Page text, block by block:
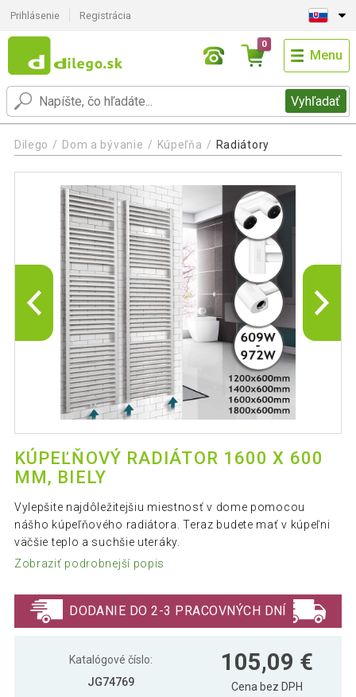
Prihlásenie Registrácia
Vyhľadať
0
Menu
Dilego Dom a bývanie Kúpeľňa Radiátory
KÚPEĽŇOVÝ RADIÁTOR 1600 X 600
MM, BIELY
Vylepšite najdôležitejšiu miestnosť v dome pomocou
nášho kúpeľňového radiátora. Teraz budete mať v kúpeľni
väčšie teplo a suchšie uteráky.
Zobraziť podrobnejší popis
DODANIE DO 2-3 PRACOVNÝCH DNÍ
Katalógové číslo:
JG74769
105,09 €
Cena bez DPH